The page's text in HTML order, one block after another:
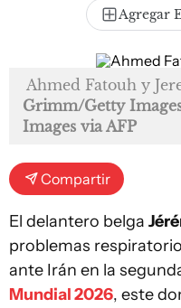
Agregar
Ahmed Fatouh y
Grimm/Getty
Images via AFP
Compartir
El delantero belga
problemas
ante Irán en la
Mundial 2026, este